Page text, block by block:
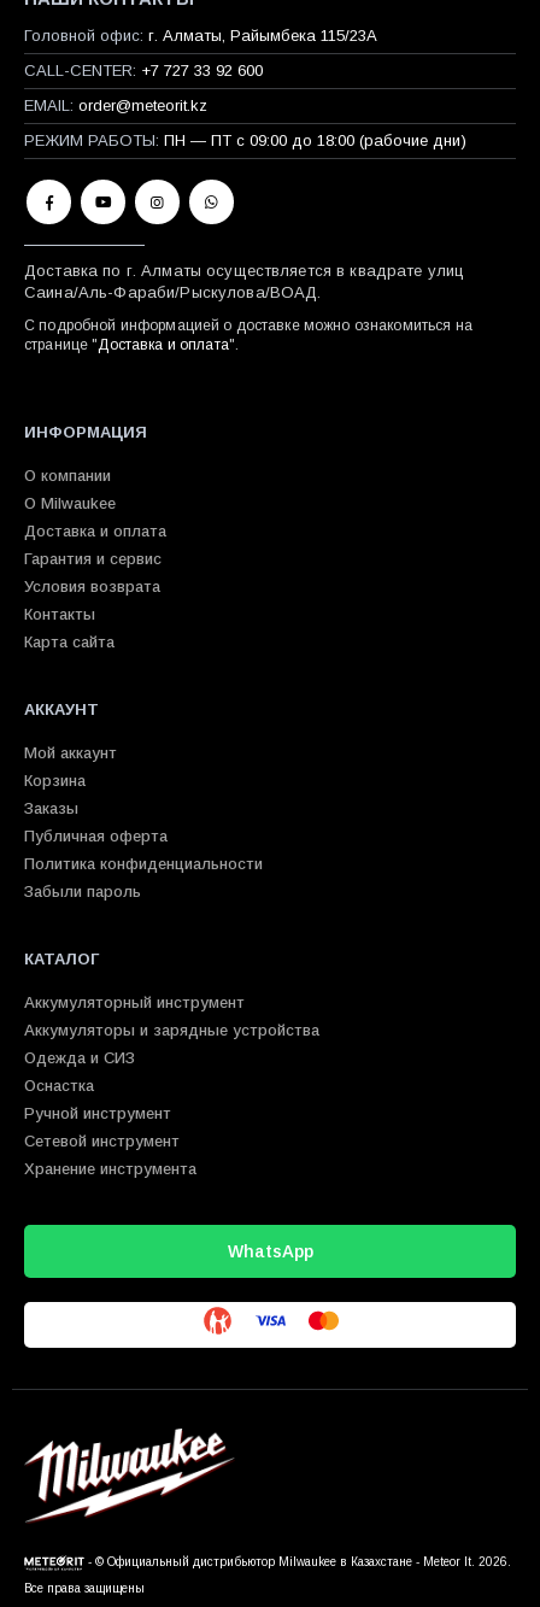
Головной офис: г. Алматы, Райымбека 115/23A
CALL-CENTER: +7 727 33 92 600
EMAIL: order@meteorit.kz
РЕЖИМ РАБОТЫ: ПН — ПТ с 09:00 до 18:00 (рабочие дни)
Доставка по г. Алматы осуществляется в квадрате улиц
Саина/Аль-Фараби/Рыскулова/ВОАД.
С подробной информацией о доставке можно ознакомиться на
странице "Доставка и оплата".
ИНФОРМАЦИЯ
О компании
О Milwaukee
Доставка и оплата
Гарантия и сервис
Условия возврата
Контакты
Карта сайта
АККАУНТ
Мой аккаунт
Корзина
Заказы
Публичная оферта
Политика конфиденциальности
Забыли пароль
КАТАЛОГ
Аккумуляторный инструмент
Аккумуляторы и зарядные устройства
Одежда и СИЗ
Оснастка
Ручной инструмент
Сетевой инструмент
Хранение инструмента
WhatsApp
- © Официальный дистрибьютор Milwaukee в Казахстане - Meteor It. 2026.
Все права защищены